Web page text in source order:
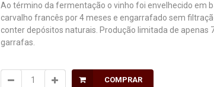
Ao término da fermentação o vinho foi envelhecido em
carvalho francês por 4 meses e engarrafado sem
conter depósitos naturais. Produção limitada de apenas
garrafas.
COMPRAR